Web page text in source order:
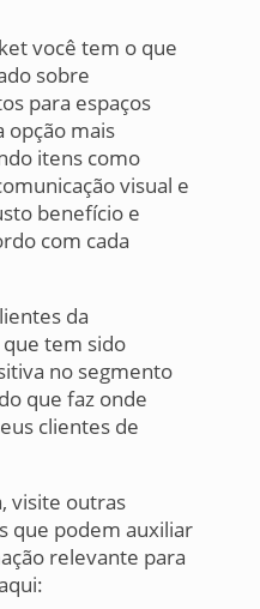
você tem o que
sobre
para espaços
opção mais
itens como
visual e
benefício e
com cada
da
tem sido
no segmento
que faz onde
clientes de
visite outras
que podem auxiliar
relevante para